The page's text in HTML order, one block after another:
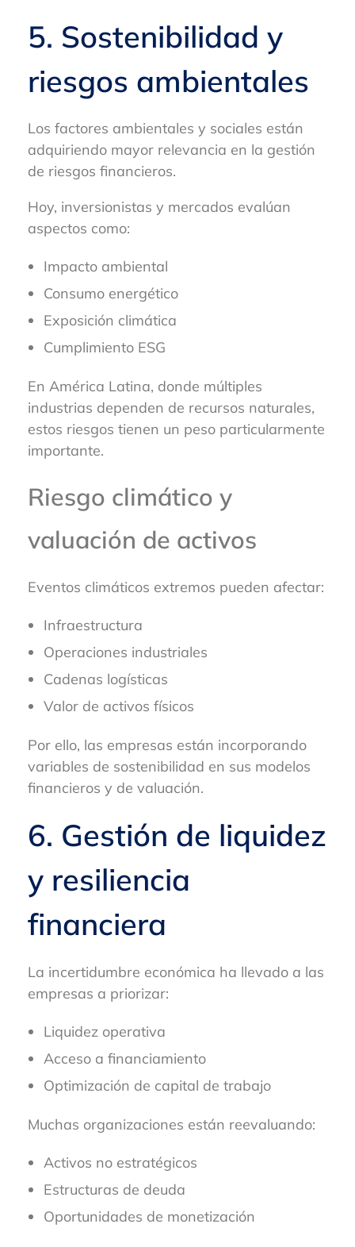
5. Sostenibilidad y
riesgos ambientales
Los factores ambientales y sociales están
adquiriendo mayor relevancia en la gestión
de riesgos financieros.
Hoy, inversionistas y mercados evalúan
aspectos como:
Impacto ambiental
Consumo energético
Exposición climática
Cumplimiento ESG
En América Latina, donde múltiples
industrias dependen de recursos naturales,
estos riesgos tienen un peso particularmente
importante.
Riesgo climático y
valuación de activos
Eventos climáticos extremos pueden afectar:
Infraestructura
Operaciones industriales
Cadenas logísticas
Valor de activos físicos
Por ello, las empresas están incorporando
variables de sostenibilidad en sus modelos
financieros y de valuación.
6. Gestión de liquidez
y resiliencia
financiera
La incertidumbre económica ha llevado a las
empresas a priorizar:
Liquidez operativa
Acceso a financiamiento
Optimización de capital de trabajo
Muchas organizaciones están reevaluando:
Activos no estratégicos
Estructuras de deuda
Oportunidades de monetización